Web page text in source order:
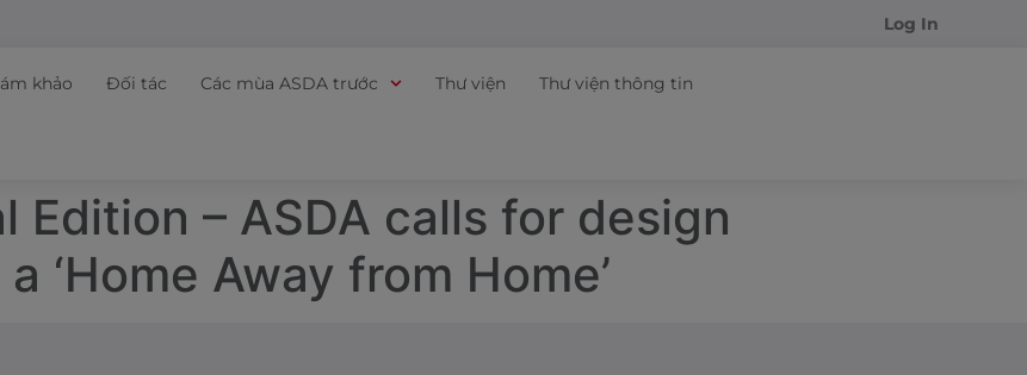
Log In
khảo Đối tác Các mùa ASDA trước Thư viện Thư viện thông tin
Edition – ASDA calls for design
‘Home Away from Home’